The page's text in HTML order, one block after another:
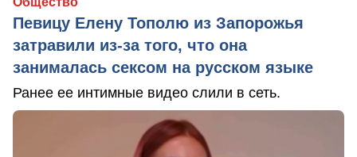
Певицу Елену Тополю из Запорожья
затравили из-за того, что она
занималась сексом на русском языке
Ранее ее интимные видео слили в сеть.